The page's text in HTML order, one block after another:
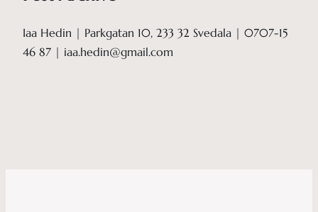
Iaa Hedin | Parkgatan 10, 233 32 Svedala | 0707-15
46 87 | iaa.hedin@gmail.com